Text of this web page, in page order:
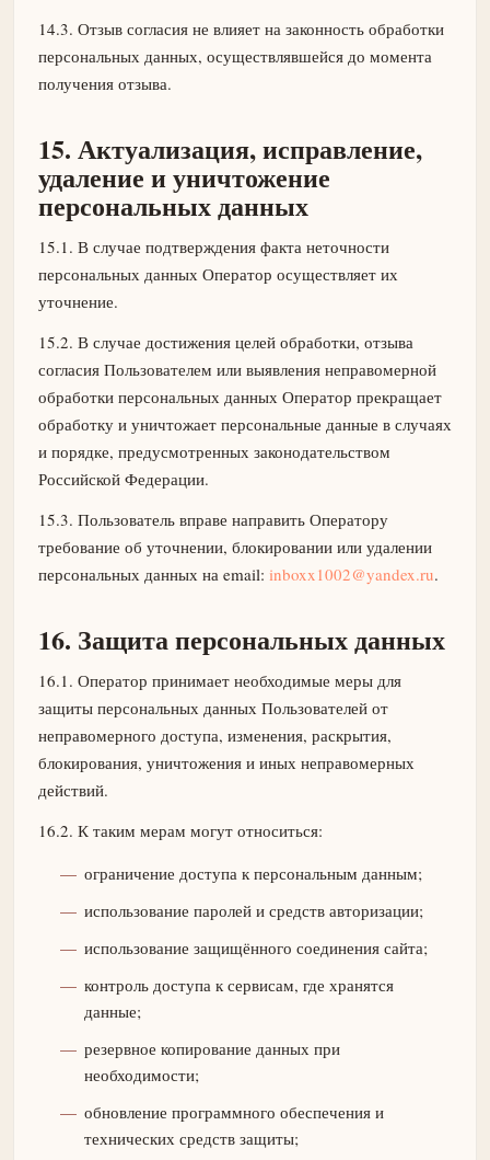
14.3. Отзыв согласия не влияет на законность обработки
персональных данных, осуществлявшейся до момента
получения отзыва.
15. Актуализация, исправление,
удаление и уничтожение
персональных данных
15.1. В случае подтверждения факта неточности
персональных данных Оператор осуществляет их
уточнение.
15.2. В случае достижения целей обработки, отзыва
согласия Пользователем или выявления неправомерной
обработки персональных данных Оператор прекращает
обработку и уничтожает персональные данные в случаях
и порядке, предусмотренных законодательством
Российской Федерации.
15.3. Пользователь вправе направить Оператору
требование об уточнении, блокировании или удалении
персональных данных на email: inboxx1002@yandex.ru.
16. Защита персональных данных
16.1. Оператор принимает необходимые меры для
защиты персональных данных Пользователей от
неправомерного доступа, изменения, раскрытия,
блокирования, уничтожения и иных неправомерных
действий.
16.2. К таким мерам могут относиться:
ограничение доступа к персональным данным;
использование паролей и средств авторизации;
использование защищённого соединения сайта;
контроль доступа к сервисам, где хранятся
данные;
резервное копирование данных при
необходимости;
обновление программного обеспечения и
технических средств защиты;